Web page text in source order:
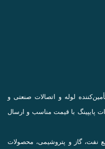
تأمین‌کننده لوله و اتصالات صنعتی و
پایپینگ با قیمت مناسب و ارسال
نفت، گاز و پتروشیمی، محصولات